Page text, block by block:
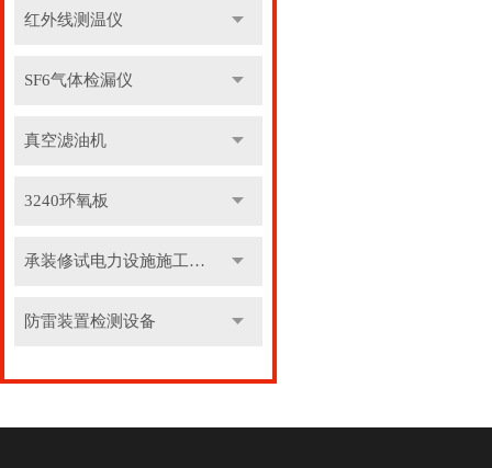
红外线测温仪
SF6气体检漏仪
真空滤油机
3240环氧板
承装修试电力设施施工机具
防雷装置检测设备